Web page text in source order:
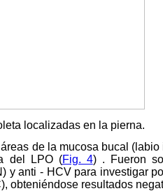
localizadas en la pierna.
de la mucosa bucal
del LPO (Fig. 4) . Fueron
y anti - HCV para investigar
obteniéndose resultados